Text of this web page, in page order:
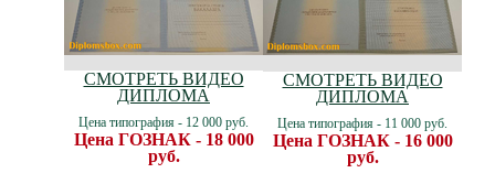
СМОТРЕТЬ ВИДЕО
ДИПЛОМА
Цена типография - 12 000 руб.
Цена ГОЗНАК - 18 000
руб.
СМОТРЕТЬ ВИДЕО
ДИПЛОМА
Цена типография - 11 000 руб.
Цена ГОЗНАК - 16 000
руб.